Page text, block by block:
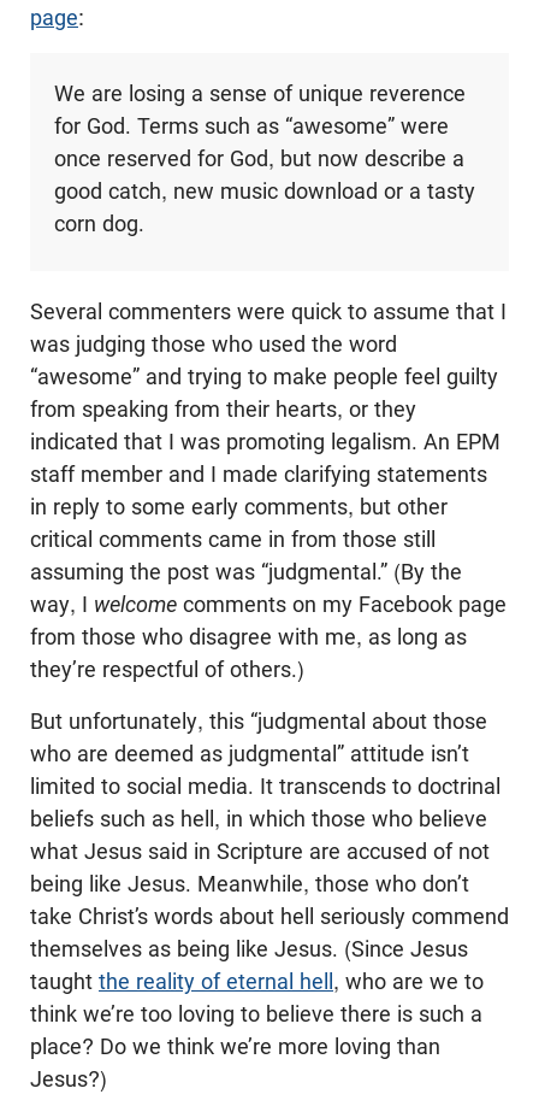
page:
We are losing a sense of unique reverence
for God. Terms such as “awesome” were
once reserved for God, but now describe a
good catch, new music download or a tasty
corn dog.
Several commenters were quick to assume that I
was judging those who used the word
“awesome” and trying to make people feel guilty
from speaking from their hearts, or they
indicated that I was promoting legalism. An EPM
staff member and I made clarifying statements
in reply to some early comments, but other
critical comments came in from those still
assuming the post was “judgmental.” (By the
way, I welcome comments on my Facebook page
from those who disagree with me, as long as
they’re respectful of others.)
But unfortunately, this “judgmental about those
who are deemed as judgmental” attitude isn’t
limited to social media. It transcends to doctrinal
beliefs such as hell, in which those who believe
what Jesus said in Scripture are accused of not
being like Jesus. Meanwhile, those who don’t
take Christ’s words about hell seriously commend
themselves as being like Jesus. (Since Jesus
taught the reality of eternal hell , who are we to
think we’re too loving to believe there is such a
place? Do we think we’re more loving than
Jesus?)